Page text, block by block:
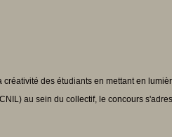
des étudiants en mettant en
au sein du collectif, le concours